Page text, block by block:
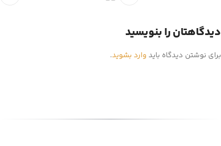
دیدگاهتان را بنویسید
برای نوشتن دیدگاه باید وارد بشوید.